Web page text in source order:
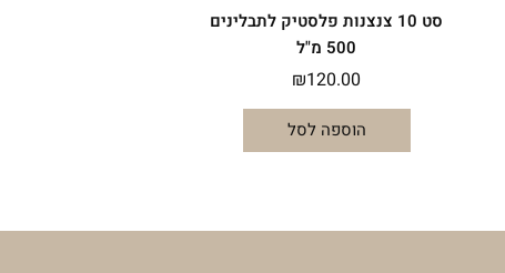
סט 10 צנצנות פלסטיק לתבלינים
500 מ"ל
₪120.00
הוספה לסל